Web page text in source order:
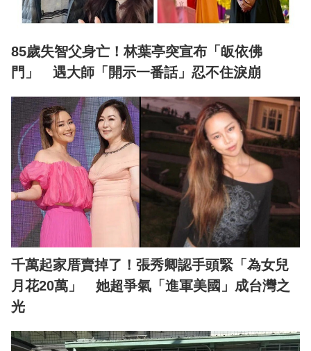
85歲失智父身亡！林葉亭突宣布「皈依佛
門」 遇大師「開示一番話」忍不住淚崩
千萬起家厝賣掉了！張秀卿認手頭緊「為女兒
月花20萬」 她超爭氣「進軍美國」成台灣之
光